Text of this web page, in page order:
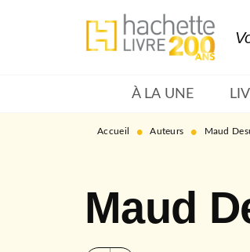
MENU RECHERCHE
À LA UNE
Accueil • Auteurs • Maud
Maud